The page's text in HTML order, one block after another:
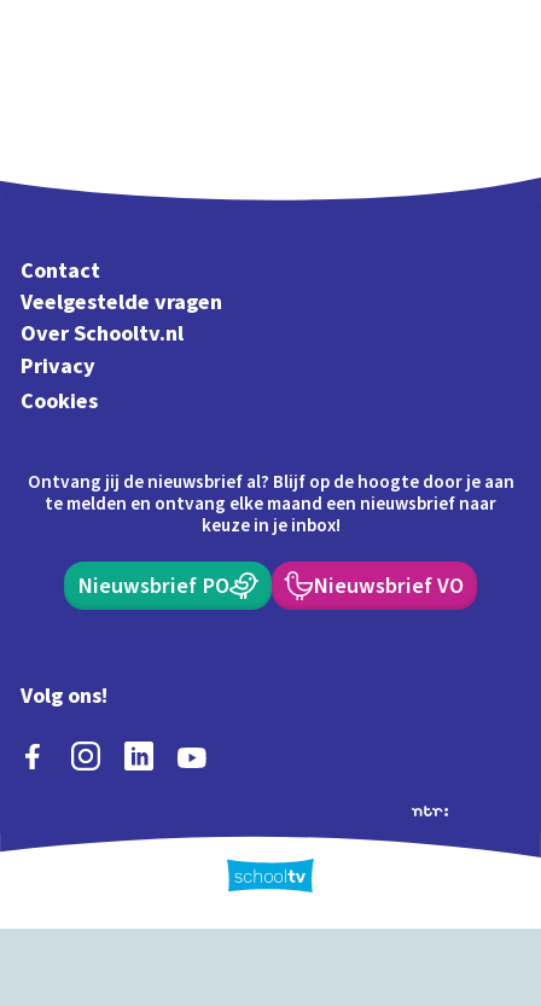
Contact
Veelgestelde vragen
Over Schooltv.nl
Privacy
Cookies
Ontvang jij de nieuwsbrief al? Blijf op de hoogte door je aan
te melden en ontvang elke maand een nieuwsbrief naar
keuze in je inbox!
Nieuwsbrief PO Nieuwsbrief VO
Volg ons!